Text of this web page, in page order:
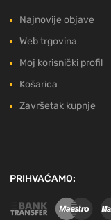
Najnovije objave
Web trgovina
Moj korisnički profil
Košarica
Završetak kupnje
PRIHVAĆAMO: